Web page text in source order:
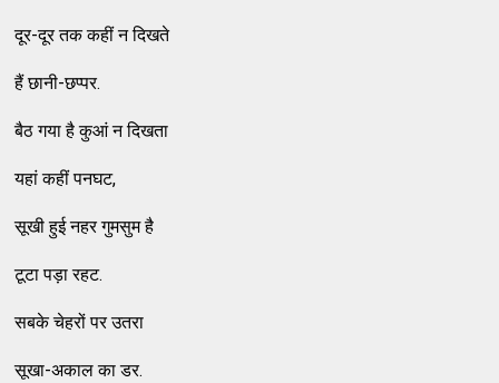
दूर-दूर तक कहीं न दिखते
हैं छानी-छप्पर.
बैठ गया है कुआं न दिखता
यहां कहीं पनघट,
सूखी हुई नहर गुमसुम है
टूटा पड़ा रहट.
सबके चेहरों पर उतरा
सूखा-अकाल का डर.